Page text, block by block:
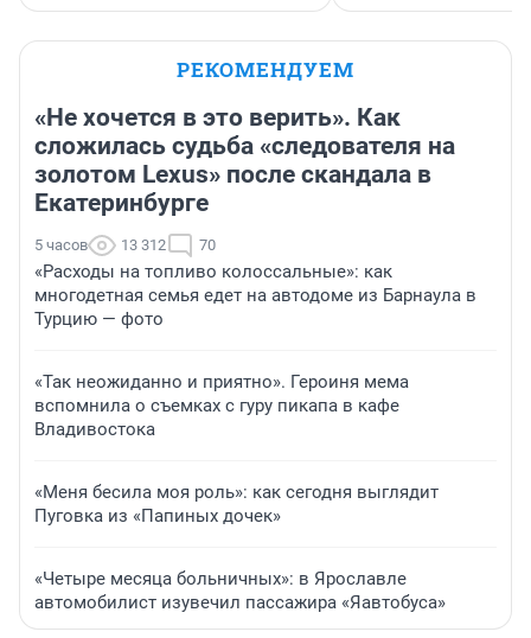
РЕКОМЕНДУЕМ
«Не хочется в это верить». Как
сложилась судьба «следователя на
золотом Lexus» после скандала в
Екатеринбурге
5 часов 13 312 70
«Расходы на топливо колоссальные»: как
многодетная семья едет на автодоме из Барнаула в
Турцию — фото
«Так неожиданно и приятно». Героиня мема
вспомнила о съемках с гуру пикапа в кафе
Владивостока
«Меня бесила моя роль»: как сегодня выглядит
Пуговка из «Папиных дочек»
«Четыре месяца больничных»: в Ярославле
автомобилист изувечил пассажира «Яавтобуса»